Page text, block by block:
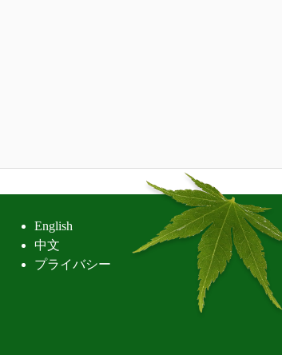
English
中文
プライバシー